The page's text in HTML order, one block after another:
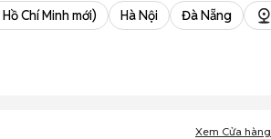
Chí Minh mới) Hà Nội Đà Nẵng
Xem Cửa hàng